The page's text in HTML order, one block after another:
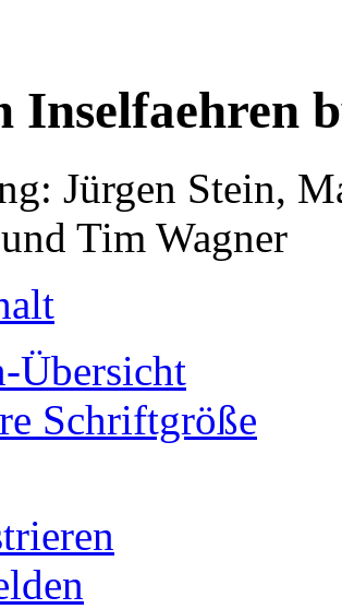
Inselfaehren
Jürgen Stein,
Tim Wagner
Übersicht
Schriftgröße